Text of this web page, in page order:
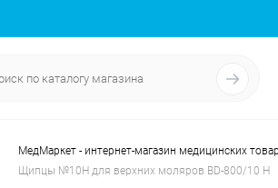
МедМаркет - интернет-магазин медицинских
Щипцы №10Н для верхних моляров BD-800/10 H